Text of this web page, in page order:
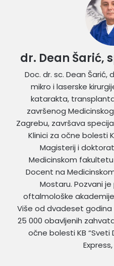
dr. Dean Šarić,
Doc. dr. sc. Dean Šarić,
mikro i laserske
katarakta,
završenog
Zagrebu, završava
Klinici za očne bolesti
Magisterij i
Medicinskom
Docent na
Mostaru. Pozvani
oftalmološke
Više od dvadeset godina
25 000 obavljenih
očne bolesti KB “Sveti